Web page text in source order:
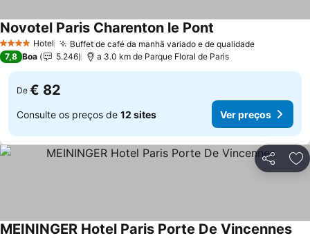
4 EstrelasHotel Buffet de café da manhã variado e de qualidade
Novotel Paris Charenton le Pont
7,8 Boa 5.246 a 3.0 km de Parque Floral de Paris
De € 82
Consulte os preços de 12 sites Ver preços
Partilhar
MEININGER Hotel Paris Porte De Vincennes